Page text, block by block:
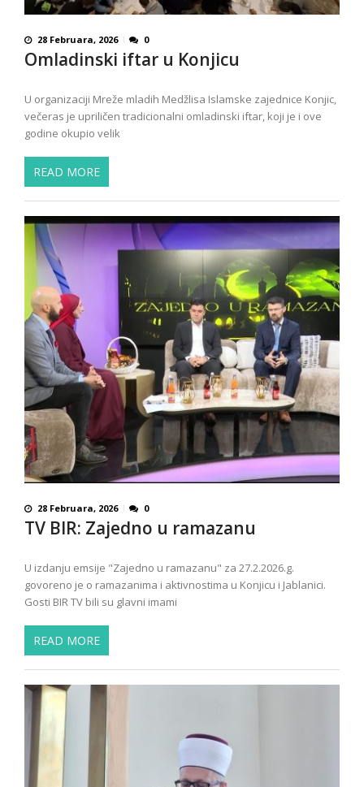
28 Februara, 2026 0
Omladinski iftar u Konjicu
U organizaciji Mreže mladih Medžlisa Islamske zajednice Konjic,
večeras je upriličen tradicionalni omladinski iftar, koji je i ove
godine okupio velik
READ MORE
28 Februara, 2026 0
TV BIR: Zajedno u ramazanu
U izdanju emsije "Zajedno u ramazanu" za 27.2.2026.g.
govoreno je o ramazanima i aktivnostima u Konjicu i Jablanici.
Gosti BIR TV bili su glavni imami
READ MORE